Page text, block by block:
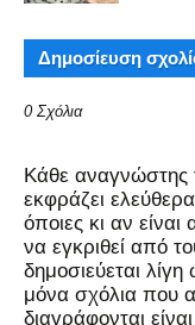
Δημοσίευση
0 Σχόλια
Kάθε αναγνώστης
εκφράζει
όποιες κι αν
να εγκριθεί από
δημοσιεύεται
μόνα σχόλια που
διαγράφονται